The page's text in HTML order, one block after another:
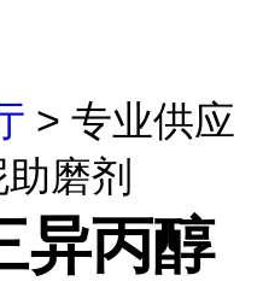
> 专业供应
磨剂
异丙醇